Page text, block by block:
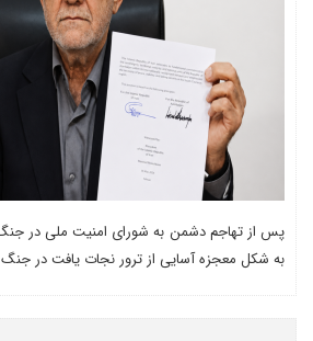
به شکل معجزه آسایی از ترور نجات یافت در جنگ ۴۰ ...